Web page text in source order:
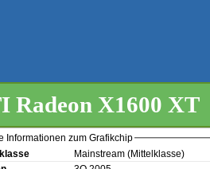
Radeon X1600 XT
Informationen zum Grafikchip
Mainstream (Mittelklasse)